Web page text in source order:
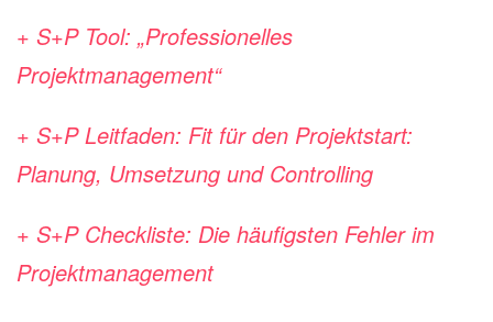
+ S+P Tool: „Professionelles
Projektmanagement“
+ S+P Leitfaden: Fit für den Projektstart:
Planung, Umsetzung und Controlling
+ S+P Checkliste: Die häufigsten Fehler im
Projektmanagement